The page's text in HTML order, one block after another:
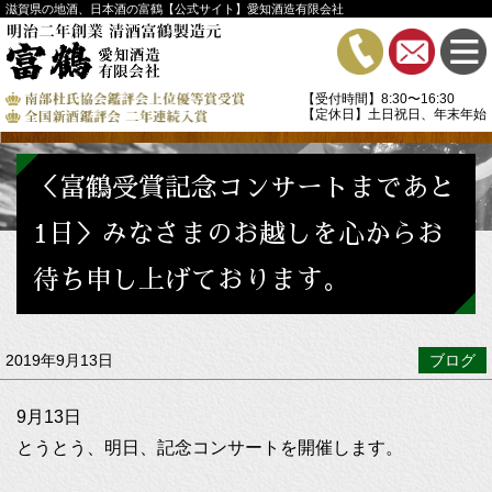
滋賀県の地酒、日本酒の富鶴【公式サイト】愛知酒造有限会社
【受付時間】8:30〜16:30
【定休日】土日祝日、年末年始
＜富鶴受賞記念コンサートまであと
1日＞みなさまのお越しを心からお
待ち申し上げております。
2019年9月13日 ブログ
9月13日
とうとう、明日、記念コンサートを開催します。